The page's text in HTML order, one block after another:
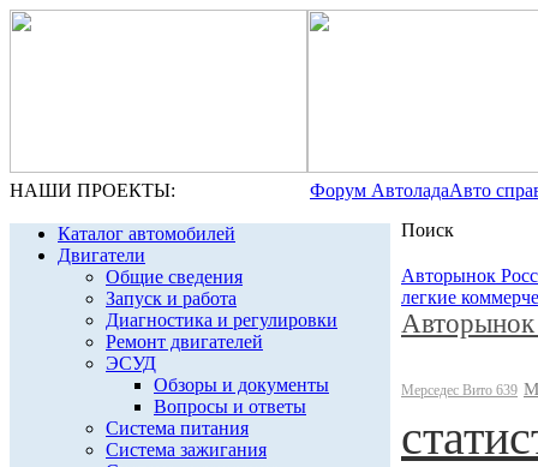
НАШИ ПРОЕКТЫ: Форум АвтоладаАвто
Каталог автомобилей
Двигатели
Общие сведения
Запуск и работа
Диагностика и регулировки
Ремонт двигателей
ЭСУД
Обзоры и документы
Вопросы и ответы
Система питания
Система зажигания
Поиск
Авторынок
легкие
Авторынок
Мерседес Вито 639